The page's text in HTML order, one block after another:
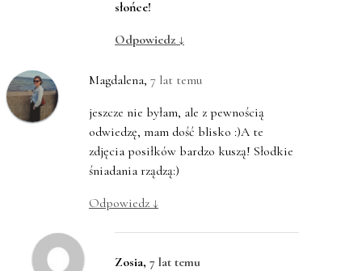
słońce!
Odpowiedz ↓
Magdalena, 7 lat temu
jeszcze nie byłam, ale z pewnością
odwiedzę, mam dość blisko :)A te
zdjęcia posiłków bardzo kuszą! Słodkie
śniadania rządzą:)
Odpowiedz ↓
Zosia, 7 lat temu